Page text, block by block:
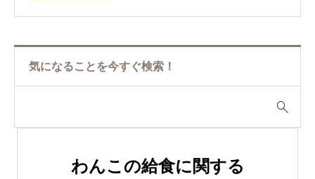
気になることを今すぐ検索！
わんこの給食に関する